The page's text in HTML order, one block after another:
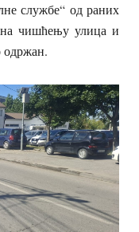
службе“ од раних
на чишћењу улица и
одржан.